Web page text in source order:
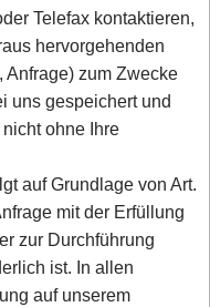
Telefax kontaktieren,
hervorgehenden
zum Zwecke
uns gespeichert und
ohne Ihre
auf Grundlage von Art.
mit der Erfüllung
zur Durchführung
ist. In allen
auf unserem